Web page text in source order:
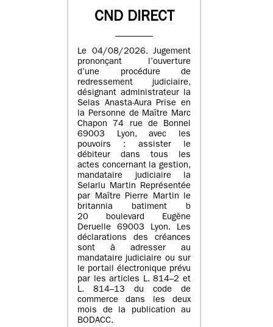
CND DIRECT
Le 04/08/2026. Jugement
prononçant l’ouverture
d’une procédure de
redressement judiciaire,
désignant administrateur la
Selas Anasta-Aura Prise en
la Personne de Maître Marc
Chapon 74 rue de Bonnel
69003 Lyon, avec les
pouvoirs : assister le
débiteur dans tous les
actes concernant la gestion,
mandataire judiciaire la
Selarlu Martin Représentée
par Maître Pierre Martin le
britannia batiment b
20 boulevard Eugène
Deruelle 69003 Lyon. Les
déclarations des créances
sont à adresser au
mandataire judiciaire ou sur
le portail électronique prévu
par les articles L. 814–2 et
L. 814–13 du code de
commerce dans les deux
mois de la publication au
BODACC.